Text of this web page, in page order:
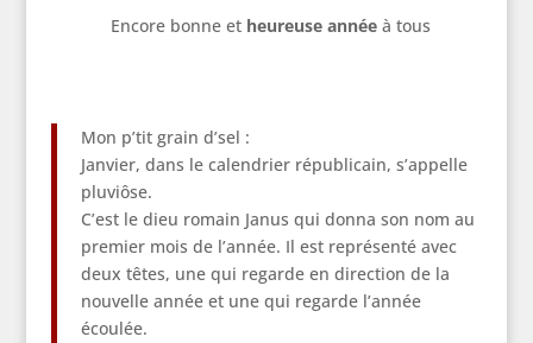
Encore bonne et heureuse annéeà tous
Mon p’tit grain d’sel :
Janvier, dans le calendrier républicain, s’appelle
pluviôse.
C’est le dieu romain Janus qui donna son nom au
premier mois de l’année. Il est représenté avec
deux têtes, une qui regarde en direction de la
nouvelle année et une qui regarde l’année
écoulée.